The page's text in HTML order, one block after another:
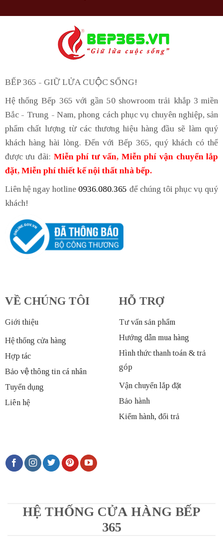
BẾP 365 - GIỮ LỬA CUỘC SỐNG!
Hệ thống Bếp 365 với gần 50 showroom trải khắp 3 miền
Bắc - Trung - Nam, phong cách phục vụ chuyên nghiệp, sản
phẩm chất lượng từ các thương hiệu hàng đầu sẽ làm quý
khách hàng hài lòng. Đến với Bếp 365, quý khách có thể
được ưu đãi: Miễn phí tư vấn, Miễn phí vận chuyển lắp
đặt, Miễn phí thiết kế nội thất nhà bếp.
Liên hệ ngay hotline 0936.080.365 để chúng tôi phục vụ quý
khách!
VỀ CHÚNG TÔI
Giới thiệu
Hệ thống cửa hàng
Hợp tác
Bảo vệ thông tin cá nhân
Tuyển dụng
Liên hệ
HỖ TRỢ
Tư vấn sản phẩm
Hướng dẫn mua hàng
Hình thức thanh toán & trả
góp
Vận chuyển lắp đặt
Bảo hành
Kiểm hành, đổi trả
HỆ THỐNG CỬA HÀNG BẾP
365